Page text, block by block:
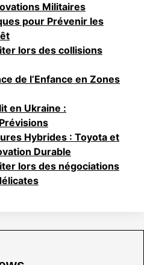
Militaires
pour Prévenir les
lors des collisions
de l’Enfance en Zones
en Ukraine :
Hybrides : Toyota et
Durable
lors des négociations